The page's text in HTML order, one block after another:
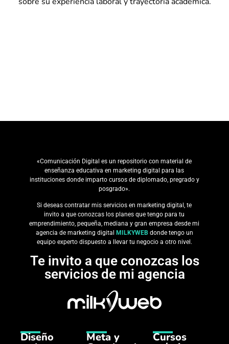
«Comunicación Digital es un repositorio con material de
enseñanza educativa en marketing digital para las
instituciones donde imparto cursos de diplomado, pregrado y
posgrado».
Si deseas contratar mis servicios en marketing digital, te
invito a que conozcas los planes que tengo para tu
emprendimiento, pequeña, mediana y gran empresa desde mi
agencia de marketing digital
MILKYWEB donde tengo un
equipo experto dispuesto a llevar tu negocio a otro nivel.
Te invito a que conozcas los
servicios de mi agencia
Diseño Meta y Cursos